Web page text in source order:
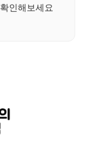
인해보세요